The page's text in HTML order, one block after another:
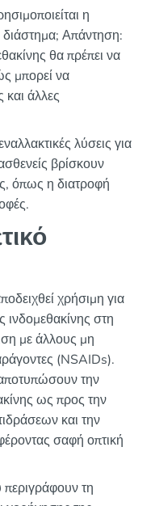
η
διάστημα; Απάντηση:
θα πρέπει να
μπορεί να
άλλες
λύσεις για
βρίσκουν
όπως η διατροφή
χρήσιμη για
ινδομεθακίνης στη
με άλλους μη
(NSAIDs).
την
ως προς την
και την
σαφή οπτική
τη